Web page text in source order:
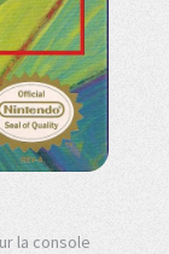
la console